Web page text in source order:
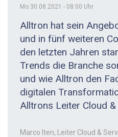
Mo 30.08.2021 - 08:00 Uhr
Alltron hat sein
und in fünf weiteren
den letzten Jahren
Trends die Branche
und wie Alltron den
digitalen
Alltrons Leiter Cloud
Marco Iten, Leiter Cloud &